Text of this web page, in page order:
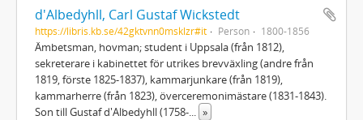
d'Albedyhll, Carl Gustaf Wickstedt
https://libris.kb.se/42gktvnn0msklzr#it Person 1800-1856
Ämbetsman, hovman; student i Uppsala (från 1812),
sekreterare i kabinettet för utrikes brevväxling (andre från
1819, förste 1825-1837), kammarjunkare (från 1819),
kammarherre (från 1823), överceremonimästare (1831-1843).
Son till Gustaf d'Albedyhll (1758-... »